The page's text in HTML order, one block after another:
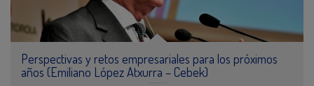
Perspectivas y retos empresariales para los próximos
años (Emiliano López Atxurra – Cebek)